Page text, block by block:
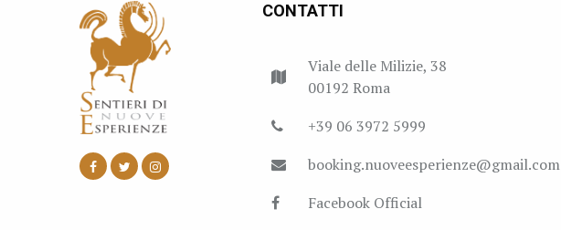
CONTATTI
Viale delle Milizie, 38
00192 Roma
+39 06 3972 5999
booking.nuoveesperienze@gmail.com
Facebook Official